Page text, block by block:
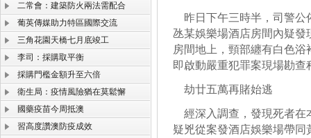
二常會：建築防火兩法需配合
葡英傳媒助力特區國際交流
三角花園天橋七月底竣工
李司：採購取平衡
採購門檻金額升至六倍
衛生局：疫情風險猶在莫鬆懈
國藥疫苗今周抵澳
習高度讚澳防疫成效
昨日下午三時半，司警公
氹某娛樂場酒店房間內疑
房間地上，頸部纏有白色
即啟動嚴重犯罪案現場勘查
劫廿五萬再賭始逃
經深入調查，發現死者在
疑兇從案發酒店娛樂場帶